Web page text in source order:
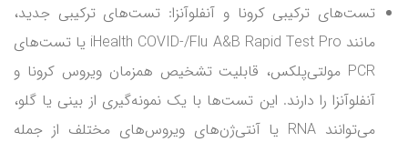
تست‌های ترکیبی کرونا و آنفلوآنزا: تست‌های ترکیبی جدید،
مانند iHealth COVID-/Flu A&B Rapid Test Pro یا تست‌های
PCR مولتی‌پلکس، قابلیت تشخیص همزمان ویروس کرونا و
آنفلوآنزا را دارند. این تست‌ها با یک نمونه‌گیری از بینی یا گلو،
می‌توانند RNA یا آنتی‌ژن‌های ویروس‌های مختلف از جمله